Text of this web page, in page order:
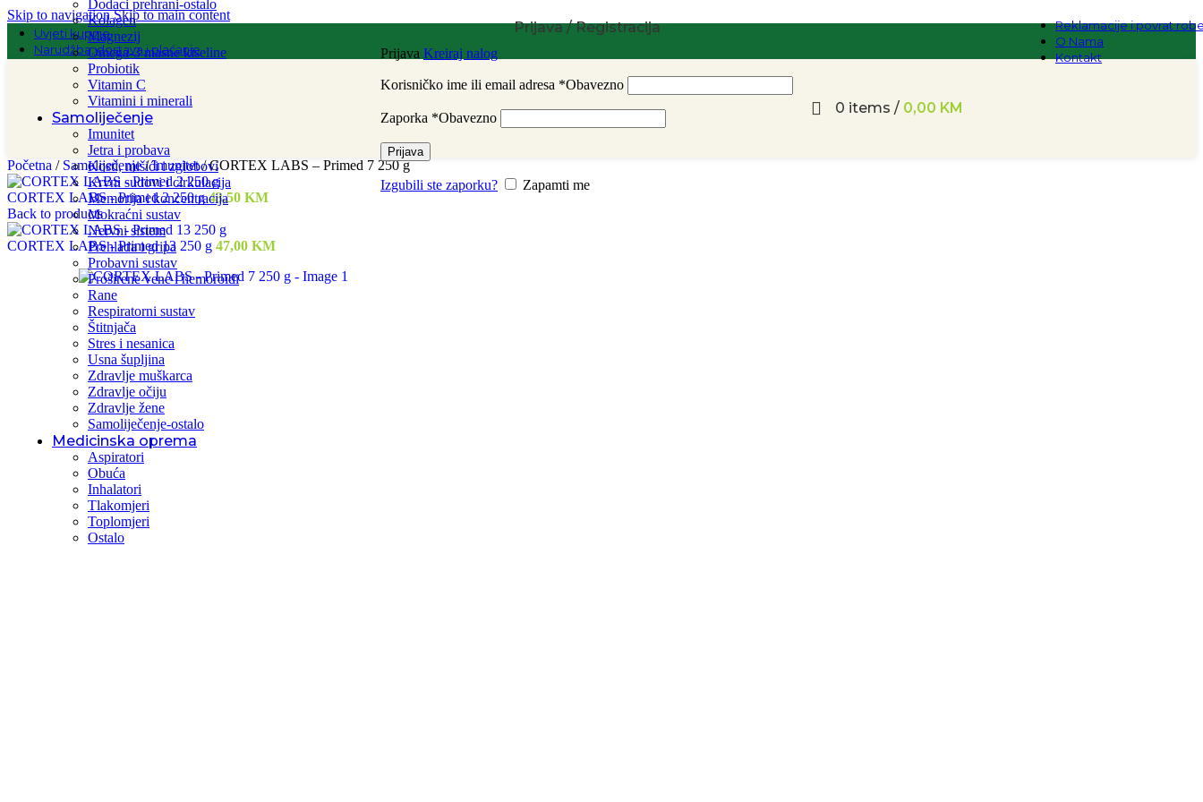
Skip to navigationSkip to main content
Uvjeti kupnje
Narudžba, dostava i plaćanje
Reklamacije i povrat
O Nama
Kontakt
Dodaci prehrani-ostalo
Kolagen
Magnezij
Omega-3 masne kiseline
Probiotik
Vitamin C
Vitamini i minerali
Samoliječenje
Imunitet
Jetra i probava
Kosti, mišići i zglobovi
Krvni sudovi i cirkulacija
Memorija i koncentracija
Mokraćni sustav
Nervni sistem
Prehlada i gripa
Probavni sustav
Proširene vene i hemoroidi
Rane
Respiratorni sustav
Štitnjača
Stres i nesanica
Usna šupljina
Zdravlje muškarca
Zdravlje očiju
Zdravlje žene
Samoliječenje-ostalo
Medicinska oprema
Aspiratori
Obuća
Inhalatori
Tlakomjeri
Toplomjeri
Ostalo
Prijava / Registracija
Prijava Kreiraj nalog
Korisničko ime ili email adresa *Obavezno
Zaporka *Obavezno
Prijava
Izgubili ste zaporku? Zapamti me
0 items / 0,00 KM
Početna / Samoliječenje/ Imunitet/ CORTEX LABS – Primed 7 250 g
CORTEX LABS - Primed 2 250 g43,50 KM
Back to products
CORTEX LABS - Primed 13 250 g 47,00 KM